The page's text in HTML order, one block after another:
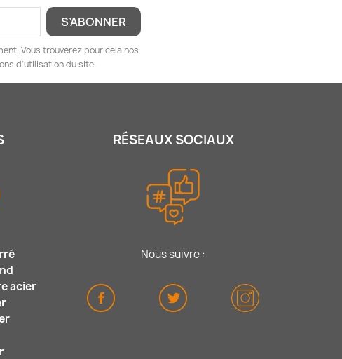
Vous trouverez pour cela nos
d'utilisation du site.
acier
RÉSEAUX SOCIAUX
Nous suivre :